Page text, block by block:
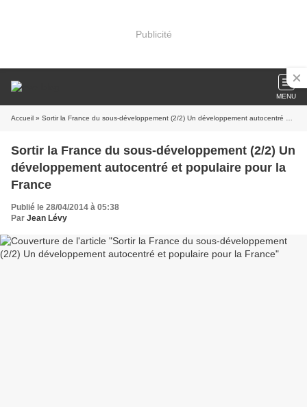
Publicité
MENU
Accueil » Sortir la France du sous-développement (2/2) Un développement autocentré et populaire pour la France
Sortir la France du sous-développement (2/2) Un
développement autocentré et populaire pour la
France
Publié le 28/04/2014 à 05:38
Par Jean Lévy